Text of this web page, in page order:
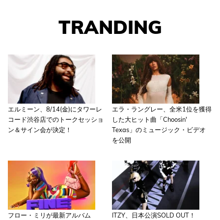
TRANDING
エルミーン、8/14(金)にタワーレ
コード渋谷店でのトークセッショ
ン＆サイン会が決定！
エラ・ラングレー、全米1位を獲得
した大ヒット曲「Choosin'
Texas」のミュージック・ビデオ
を公開
フロー・ミリが最新アルバム ITZY、日本公演SOLD OUT！